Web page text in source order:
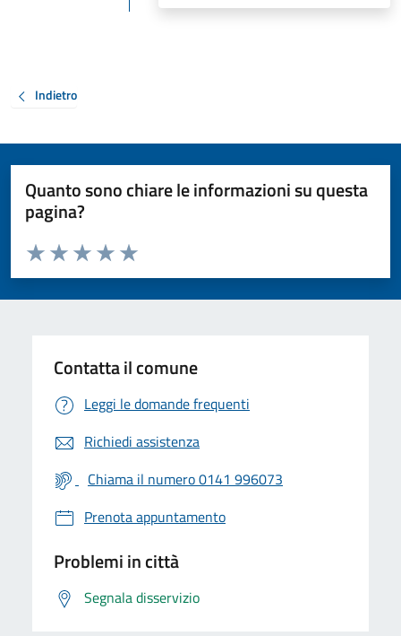
Indietro
Quanto sono chiare le informazioni su questa
pagina?
Valuta da 1 a 5 stelle la pagina
Valuta 5 stelle su 5
Valuta 4 stelle su 5
Valuta 3 stelle su 5
Valuta 2 stelle su 5
Valuta 1 stelle su 5
Contatta il comune
Leggi le domande frequenti
Richiedi assistenza
Chiama il numero 0141 996073
Prenota appuntamento
Problemi in città
Segnala disservizio